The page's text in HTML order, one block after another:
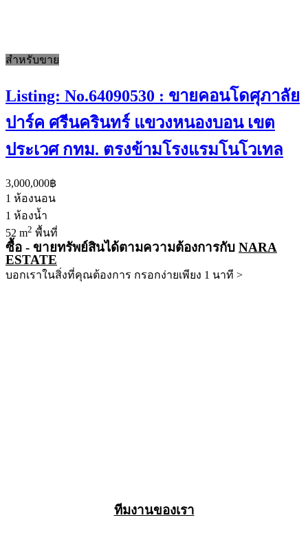
สำหรับขาย
Listing: No.64090530 : ข​า​ย​คอนโดศุภาลัย
ปาร์ค ศรีนครินทร์​ แขวงหนองบอน​ เขต
ประเวศ​ กทม. ตรงข้ามโรงแรมโนโวเทล
3,000,000฿
1 ห้องนอน
1 ห้องน้ำ
52 m2 พื้นที่
ซื้อ - ขายทรัพย์สินได้ตามความต้องการกับ NARA
ESTATE
บอกเราในสิ่งที่คุณต้องการ กรอกง่ายเพียง 1 นาที >
ทีมงานของเรา